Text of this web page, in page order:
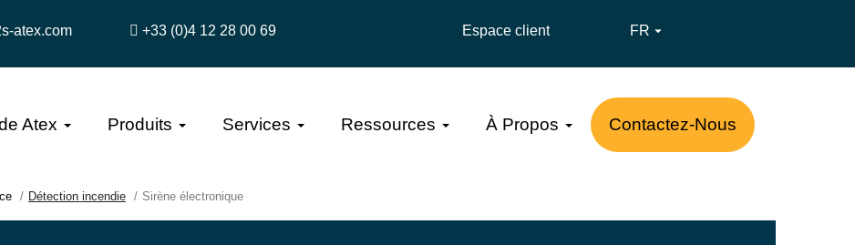
atex.com +33 (0)4 12 28 00 69 Espace client FR 
Atex Produits Services Ressources À Propos Contactez-Nous
Détection incendie Sirène électronique